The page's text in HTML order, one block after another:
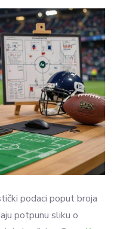
podaci poput broja
potpunu sliku o